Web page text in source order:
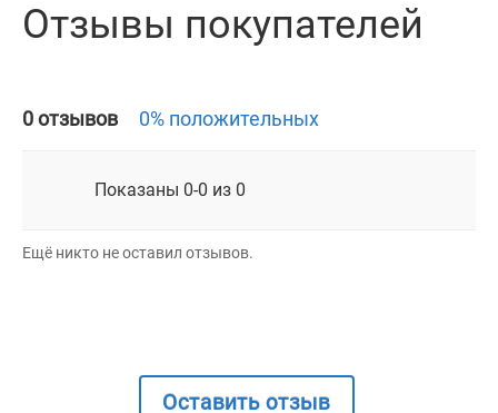
Отзывы покупателей
0 отзывов 0% положительных
Показаны 0-0 из 0
Ещё никто не оставил отзывов.
Оставить отзыв